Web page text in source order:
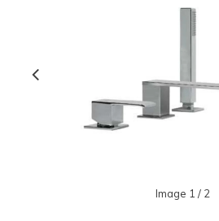
Image 1 / 2